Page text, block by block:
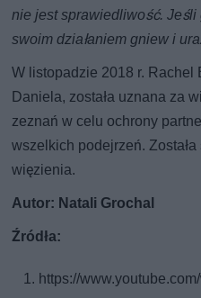
nie jest sprawiedliwość. Jeśli
swoim działaniem gniew i
W listopadzie 2018 r. Rachel
Daniela, została uznana za
zeznań w celu ochrony
wszelkich podejrzeń.
więzienia.
Autor: Natali Grochal
Źródła:
https://